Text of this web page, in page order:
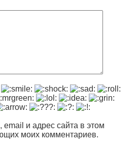
и адрес сайта в этом
моих комментариев.